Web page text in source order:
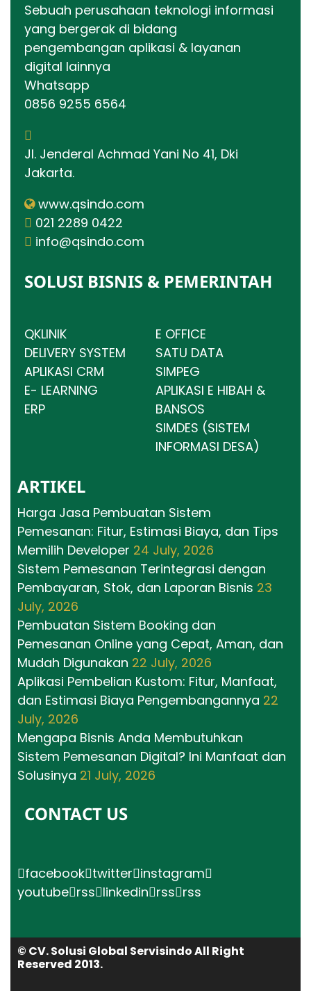
Sebuah perusahaan teknologi informasi
yang bergerak di bidang
pengembangan aplikasi & layanan
digital lainnya
Whatsapp
0856 9255 6564
Jl. Jenderal Achmad Yani No 41, Dki
Jakarta.
www.qsindo.com
021 2289 0422
info@qsindo.com
SOLUSI BISNIS & PEMERINTAH
QKLINIK
DELIVERY SYSTEM
APLIKASI CRM
E- LEARNING
ERP
E OFFICE
SATU DATA
SIMPEG
APLIKASI E HIBAH &
BANSOS
SIMDES (SISTEM
INFORMASI DESA)
ARTIKEL
Harga Jasa Pembuatan Sistem
Pemesanan: Fitur, Estimasi Biaya, dan Tips
Memilih Developer 24 July, 2026
Sistem Pemesanan Terintegrasi dengan
Pembayaran, Stok, dan Laporan Bisnis 23
July, 2026
Pembuatan Sistem Booking dan
Pemesanan Online yang Cepat, Aman, dan
Mudah Digunakan 22 July, 2026
Aplikasi Pembelian Kustom: Fitur, Manfaat,
dan Estimasi Biaya Pengembangannya 22
July, 2026
Mengapa Bisnis Anda Membutuhkan
Sistem Pemesanan Digital? Ini Manfaat dan
Solusinya 21 July, 2026
CONTACT US
facebook twitter instagram
youtube rss linkedin rss rss
© CV. Solusi Global Servisindo All Right
Reserved 2013.